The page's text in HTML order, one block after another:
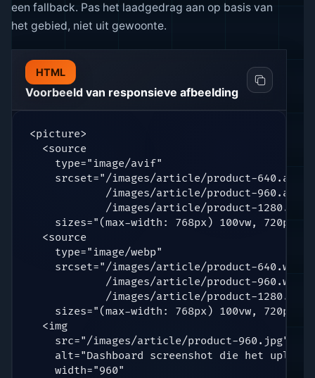
een fallback. Pas het laadgedrag aan op basis van
het gebied, niet uit gewoonte.
HTML
Voorbeeld van responsieve afbeelding
<picture>
  <source
    type="image/avif"
srcset="/images/article/product-640.avif
/images/article/product-960.avif
/images/article/product-
sizes="(max-width: 768px) 100vw, 720px"
  <source
    type="image/webp"
srcset="/images/article/product-640.webp
/images/article/product-960.webp
/images/article/product-
sizes="(max-width: 768px) 100vw, 720px"
  <img
    src="/images/article/product-960.jpg"
alt="Dashboard screenshot die het
    width="960"